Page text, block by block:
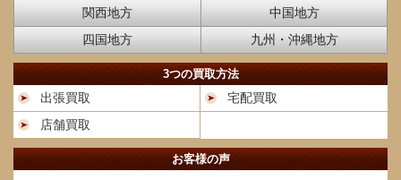
関西地方
中国地方
四国地方
九州・沖縄地方
3つの買取方法
出張買取
宅配買取
店舗買取
お客様の声